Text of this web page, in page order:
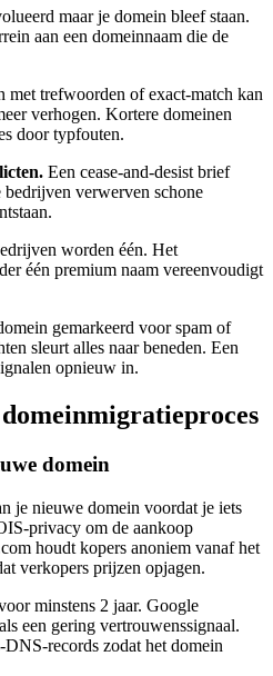
maar je domein bleef staan.
aan een domeinnaam die de
met trefwoorden of exact-match kan
verhogen. Kortere domeinen
door typfouten.
Een cease-and-desist brief
bedrijven verwerven schone
worden één. Het
één premium naam vereenvoudigt
gemarkeerd voor spam of
sleurt alles naar beneden. Een
opnieuw in.
domein
je nieuwe domein voordat je iets
privacy om de aankoop
houdt kopers anoniem vanaf het
verkopers prijzen opjagen.
minstens 2 jaar. Google
een gering vertrouwenssignaal.
records zodat het domein